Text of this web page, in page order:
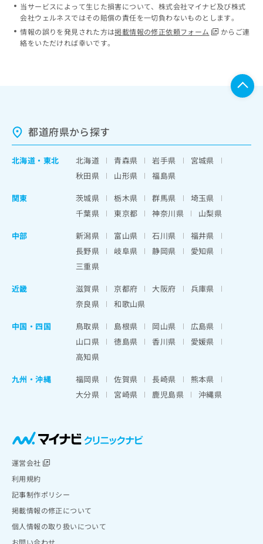
当サービスによって生じた損害について、株式会社マイナビ及び株式
会社ウェルネスではその賠償の責任を一切負わないものとします。
情報の誤りを発見された方は掲載情報の修正依頼フォーム
からご連
絡をいただければ幸いです。
都道府県から探す
北海道 ・ 東北 北海道 青森県 岩手県
宮城県
秋田県
山形県
福島県
関東
茨城県 栃木県 群馬県
埼玉県
千葉県
東京都 神奈川県
山梨県
中部
新潟県 富山県 石川県
福井県
長野県
岐阜県 静岡県
愛知県
三重県
近畿
滋賀県 京都府 大阪府
兵庫県
奈良県
和歌山県
中国・四国
鳥取県 島根県 岡山県
広島県
山口県
徳島県 香川県
愛媛県
高知県
九州・沖縄
福岡県 佐賀県 長崎県
熊本県
大分県
宮崎県 鹿児島県 沖縄県
運営会社
利用規約
記事制作ポリシー
掲載情報の修正について
個人情報の取り扱いについて
お問い合わせ